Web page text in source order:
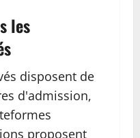
les
disposent de
d'admission,
proposent